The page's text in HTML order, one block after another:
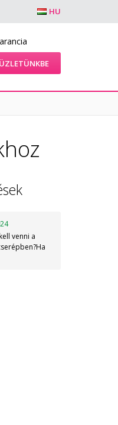
HU
venni a